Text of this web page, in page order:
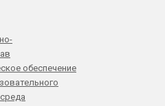
обеспечение